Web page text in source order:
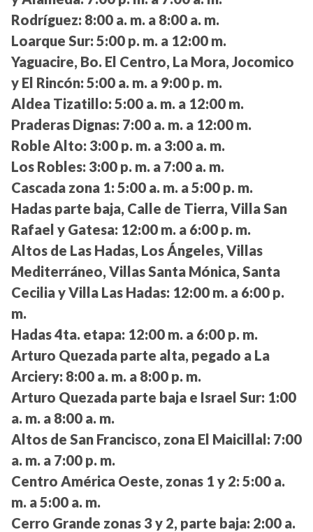
Rodríguez: 8:00 a. m. a 8:00 a. m.
Loarque Sur: 5:00 p. m. a 12:00 m.
Yaguacire, Bo. El Centro, La Mora, Jocomico
y El Rincón: 5:00 a. m. a 9:00 p. m.
Aldea Tizatillo: 5:00 a. m. a 12:00 m.
Praderas Dignas: 7:00 a. m. a 12:00 m.
Roble Alto: 3:00 p. m. a 3:00 a. m.
Los Robles: 3:00 p. m. a 7:00 a. m.
Cascada zona 1: 5:00 a. m. a 5:00 p. m.
Hadas parte baja, Calle de Tierra, Villa San
Rafael y Gatesa: 12:00 m. a 6:00 p. m.
Altos de Las Hadas, Los Ángeles, Villas
Mediterráneo, Villas Santa Mónica, Santa
Cecilia y Villa Las Hadas: 12:00 m. a 6:00 p.
m.
Hadas 4ta. etapa: 12:00 m. a 6:00 p. m.
Arturo Quezada parte alta, pegado a La
Arciery: 8:00 a. m. a 8:00 p. m.
Arturo Quezada parte baja e Israel Sur: 1:00
a. m. a 8:00 a. m.
Altos de San Francisco, zona El Maicillal: 7:00
a. m. a 7:00 p. m.
Centro América Oeste, zonas 1 y 2: 5:00 a.
m. a 5:00 a. m.
Cerro Grande zonas 3 y 2, parte baja: 2:00 a.